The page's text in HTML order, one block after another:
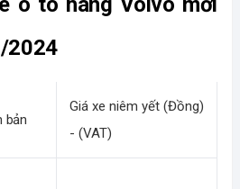
2024
bản
Giá xe niêm yết (Đồng)
- (VAT)